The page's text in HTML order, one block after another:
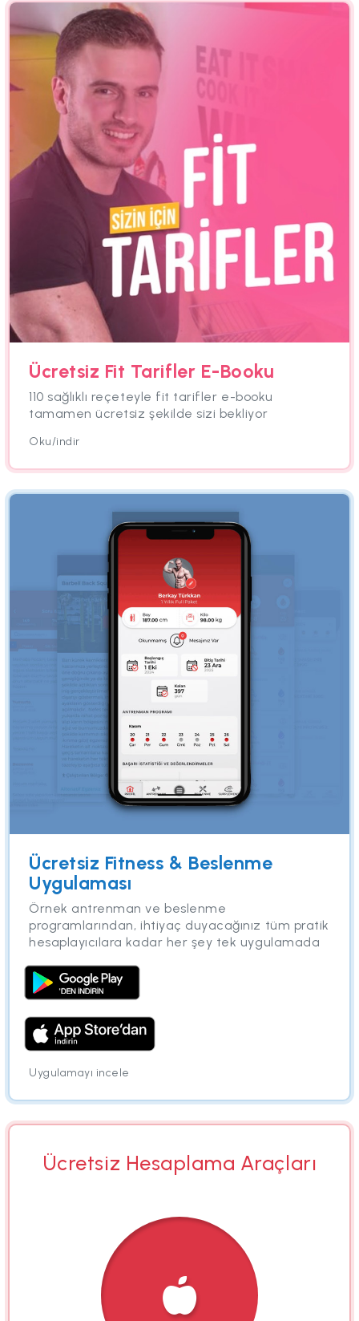
Ücretsiz Fit Tarifler E-Booku
110 sağlıklı reçeteyle fit tarifler e-booku
tamamen ücretsiz şekilde sizi bekliyor
Oku/indir
Ücretsiz Fitness & Beslenme
Uygulaması
Örnek antrenman ve beslenme
programlarından, ihtiyaç duyacağınız tüm pratik
hesaplayıcılara kadar her şey tek uygulamada
Uygulamayı incele
Ücretsiz Hesaplama Araçları